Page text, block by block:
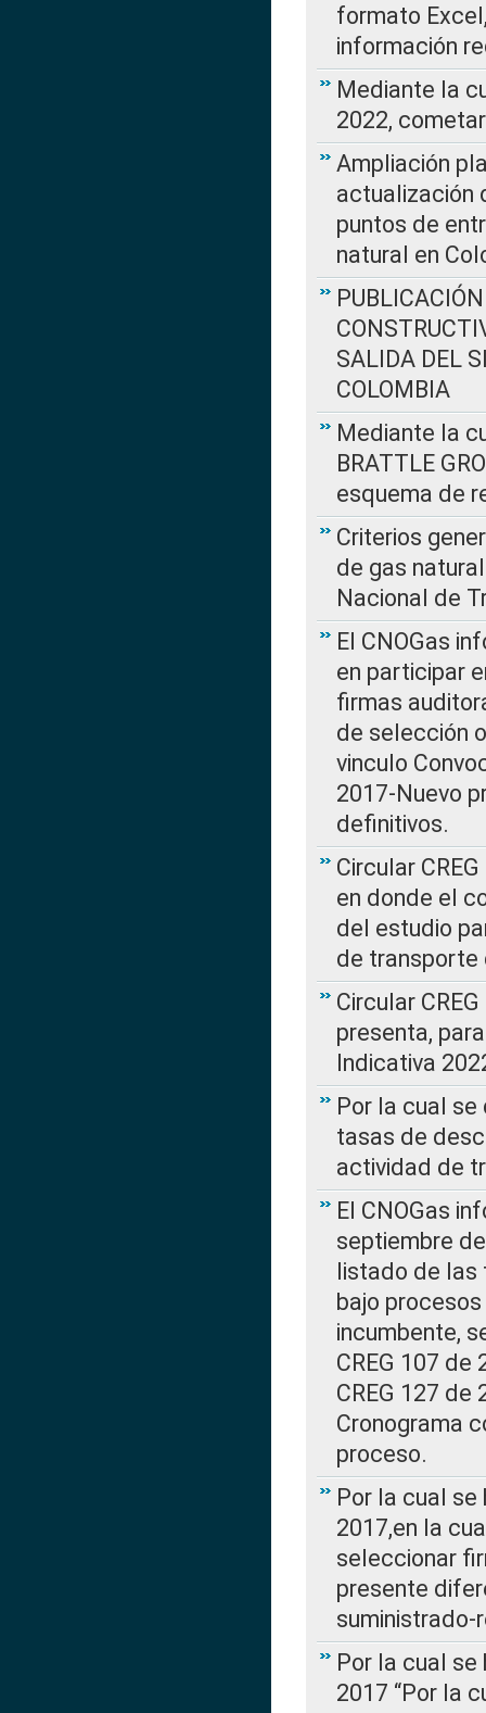
formato
información
Mediante la
2022,
Ampliación
actualización
puntos de
natural en
SALIDA DEL
COLOMBIA
Mediante la
BRATTLE
esquema de
Criterios
de gas
Nacional de
El CNOGas
en participar
firmas
de selección
vinculo
2017-Nuevo
definitivos.
Circular
en donde el
del estudio
de transporte
Circular
presenta,
Indicativa
Por la cual
tasas de
actividad de
El CNOGas
septiembre
listado de las
bajo
incumbente,
CREG 107
CREG 127 de
Cronograma
proceso.
Por la cual se
2017,en la
seleccionar
presente
Por la cual se
2017 “Por la